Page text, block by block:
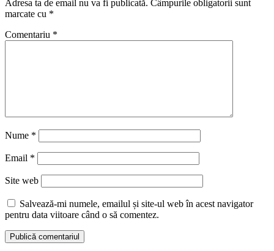
Adresa ta de email nu va fi publicată. Câmpurile obligatorii sunt
marcate cu *
Comentariu *
Nume *
Email *
Site web
Salvează-mi numele, emailul și site-ul web în acest navigator
pentru data viitoare când o să comentez.